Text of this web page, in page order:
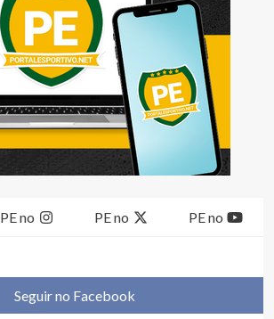
PE no PE no PE no
Seguir no Facebook